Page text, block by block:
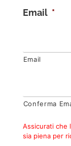
Email *
Email
Conferma
Assicurati che
sia piena per